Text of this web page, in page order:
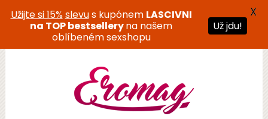
Užijte si 15%slevus kupónem LASCIVNI
na TOP bestselleryna našem
oblíbeném sexshopu
Už jdu!
X